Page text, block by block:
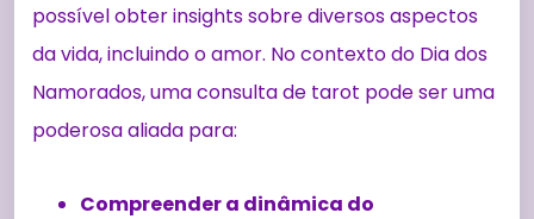
possível obter insights sobre diversos aspectos
da vida, incluindo o amor. No contexto do Dia dos
Namorados, uma consulta de tarot pode ser uma
poderosa aliada para:
Compreender a dinâmica do